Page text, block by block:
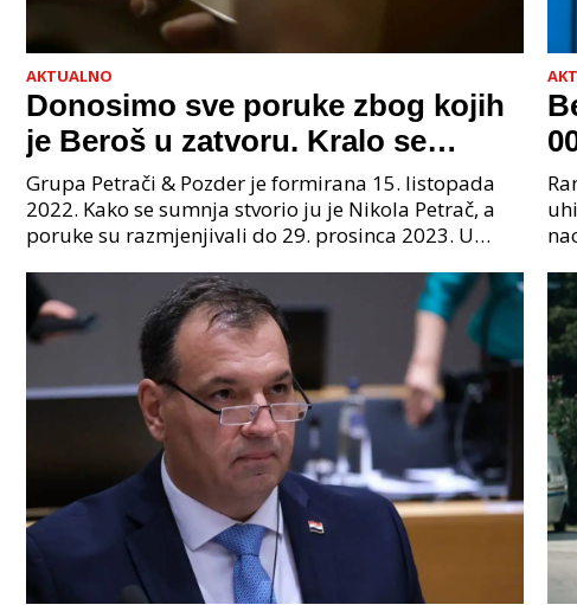
AKTUALNO
Donosimo sve poruke zbog kojih
je Beroš u zatvoru. Kralo se
godinama. Tko će iz vlade biti
sljedeći uhićen?
Grupa Petrači & Pozder je formirana 15. listopada
2022. Kako se sumnja stvorio ju je Nikola Petrač, a
poruke su razmjenjivali do 29. prosinca 2023. U